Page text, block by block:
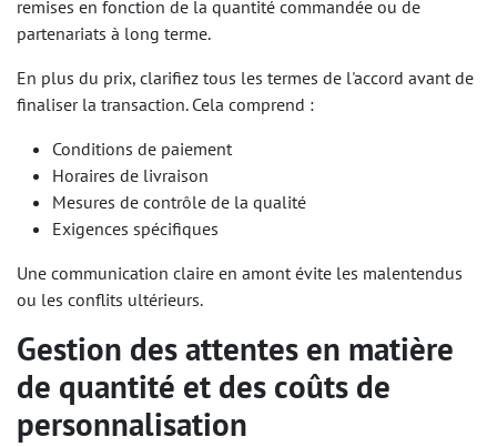
remises en fonction de la quantité commandée ou de
partenariats à long terme.
En plus du prix, clarifiez tous les termes de l'accord avant de
finaliser la transaction. Cela comprend :
Conditions de paiement
Horaires de livraison
Mesures de contrôle de la qualité
Exigences spécifiques
Une communication claire en amont évite les malentendus
ou les conflits ultérieurs.
Gestion des attentes en matière
de quantité et des coûts de
personnalisation